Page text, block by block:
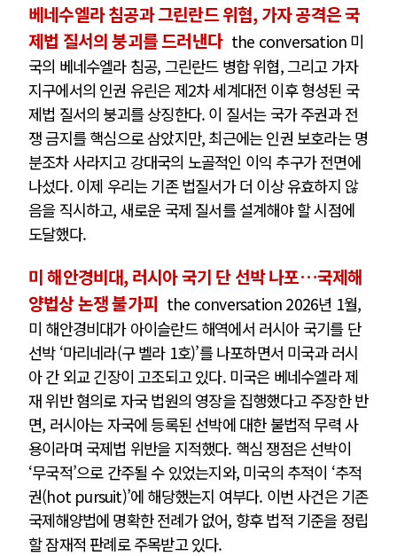
베네수엘라 침공과 그린란드 위협, 가자 공격은 국
제법 질서의 붕괴를 드러낸다 the conversation 미
국의 베네수엘라 침공, 그린란드 병합 위협, 그리고 가자
지구에서의 인권 유린은 제2차 세계대전 이후 형성된 국
제법 질서의 붕괴를 상징한다. 이 질서는 국가 주권과 전
쟁 금지를 핵심으로 삼았지만, 최근에는 인권 보호라는 명
분조차 사라지고 강대국의 노골적인 이익 추구가 전면에
나섰다. 이제 우리는 기존 법질서가 더 이상 유효하지 않
음을 직시하고, 새로운 국제 질서를 설계해야 할 시점에
도달했다.
미 해안경비대, 러시아 국기 단 선박 나포…국제해
양법상 논쟁 불가피 the conversation 2026년 1월,
미 해안경비대가 아이슬란드 해역에서 러시아 국기를 단
선박 ‘마리네라(구 벨라 1호)’를 나포하면서 미국과 러시
아 간 외교 긴장이 고조되고 있다. 미국은 베네수엘라 제
재 위반 혐의로 자국 법원의 영장을 집행했다고 주장한 반
면, 러시아는 자국에 등록된 선박에 대한 불법적 무력 사
용이라며 국제법 위반을 지적했다. 핵심 쟁점은 선박이
‘무국적’으로 간주될 수 있었는지와, 미국의 추적이 ‘추적
권(hot pursuit)’에 해당했는지 여부다. 이번 사건은 기존
국제해양법에 명확한 전례가 없어, 향후 법적 기준을 정립
할 잠재적 판례로 주목받고 있다.